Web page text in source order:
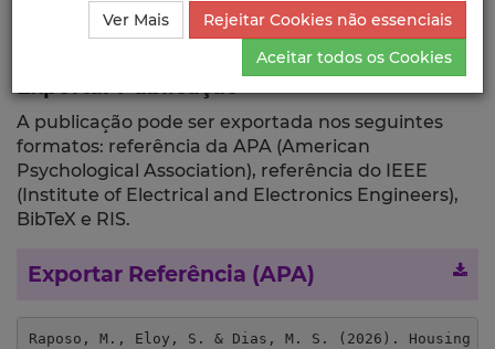
Ciência_Iscte Publicações
Descrição Detalhada da
Publicação
Exportar
A publicação pode ser exportada nos seguintes
formatos: referência da APA (American
Psychological Association), referência do IEEE
(Institute of Electrical and Electronics Engineers),
BibTeX e RIS.
Exportar Referência (APA)
Raposo, M., Eloy, S. & Dias, M. S. (2026). Housing
Ver Mais
Rejeitar Cookies não essenciais
Aceitar todos os Cookies